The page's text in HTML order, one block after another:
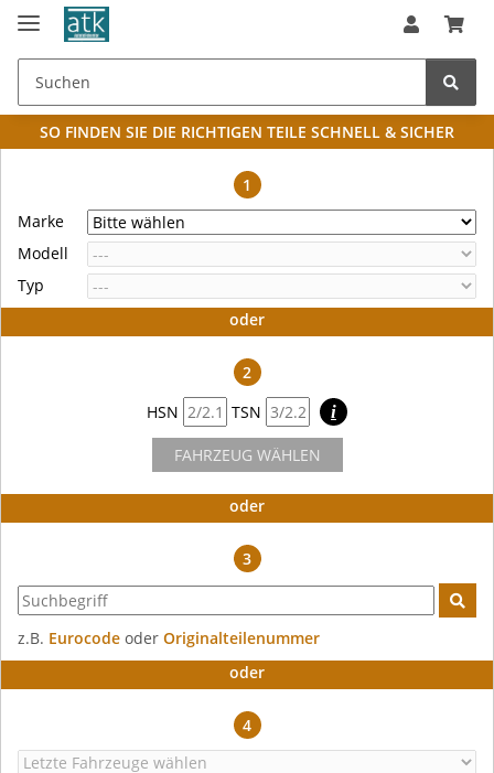
SO FINDEN SIE DIE RICHTIGEN TEILE SCHNELL & SICHER
1
Marke
Modell
Typ
oder
2
HSN
TSN i
FAHRZEUG WÄHLEN
oder
3
z.B. Eurocode oder Originalteilenummer
oder
4